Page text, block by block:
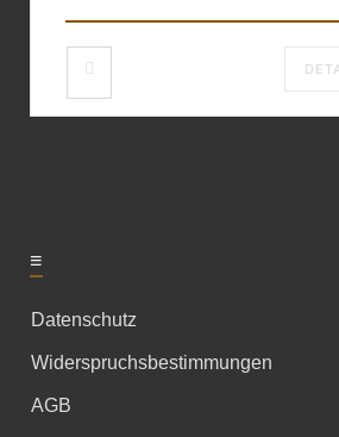
≡
Datenschutz
Widerspruchsbestimmungen
AGB